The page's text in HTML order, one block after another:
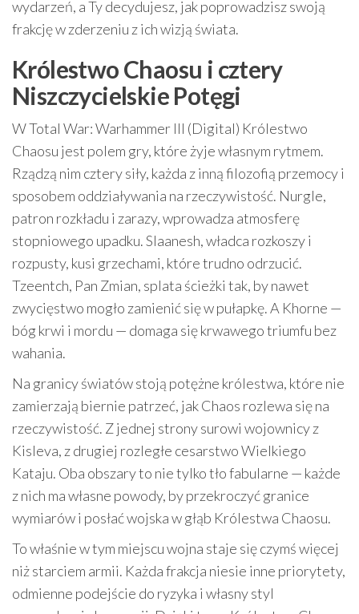
wydarzeń, a Ty decydujesz, jak poprowadzisz swoją
frakcję w zderzeniu z ich wizją świata.
Królestwo Chaosu i cztery
Niszczycielskie Potęgi
W Total War: Warhammer III (Digital) Królestwo
Chaosu jest polem gry, które żyje własnym rytmem.
Rządzą nim cztery siły, każda z inną filozofią przemocy i
sposobem oddziaływania na rzeczywistość. Nurgle,
patron rozkładu i zarazy, wprowadza atmosferę
stopniowego upadku. Slaanesh, władca rozkoszy i
rozpusty, kusi grzechami, które trudno odrzucić.
Tzeentch, Pan Zmian, splata ścieżki tak, by nawet
zwycięstwo mogło zamienić się w pułapkę. A Khorne —
bóg krwi i mordu — domaga się krwawego triumfu bez
wahania.
Na granicy światów stoją potężne królestwa, które nie
zamierzają biernie patrzeć, jak Chaos rozlewa się na
rzeczywistość. Z jednej strony surowi wojownicy z
Kisleva, z drugiej rozległe cesarstwo Wielkiego
Kataju. Oba obszary to nie tylko tło fabularne — każde
z nich ma własne powody, by przekroczyć granice
wymiarów i posłać wojska w głąb Królestwa Chaosu.
To właśnie w tym miejscu wojna staje się czymś więcej
niż starciem armii. Każda frakcja niesie inne priorytety,
odmienne podejście do ryzyka i własny styl